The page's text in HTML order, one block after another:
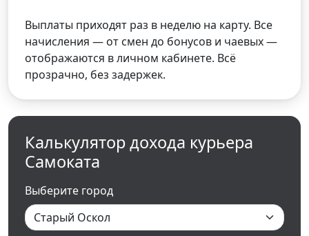
Выплаты приходят раз в неделю на карту. Все
начисления — от смен до бонусов и чаевых —
отображаются в личном кабинете. Всё
прозрачно, без задержек.
Калькулятор дохода курьера
Самоката
Выберите город